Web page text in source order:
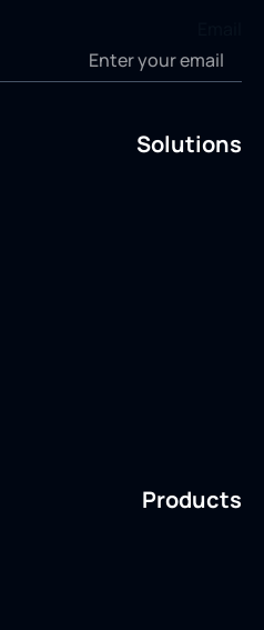
Solutions
Products